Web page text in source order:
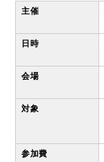
主催
日時
会場
対象
参加費